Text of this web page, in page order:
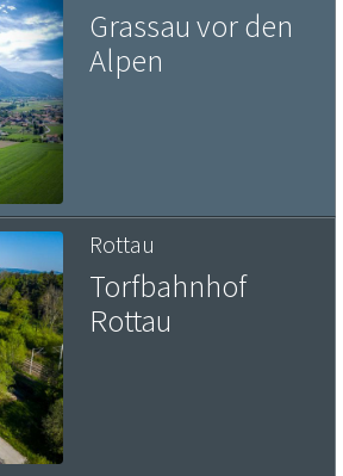
Grassau vor den
Alpen
Rottau
Torfbahnhof
Rottau